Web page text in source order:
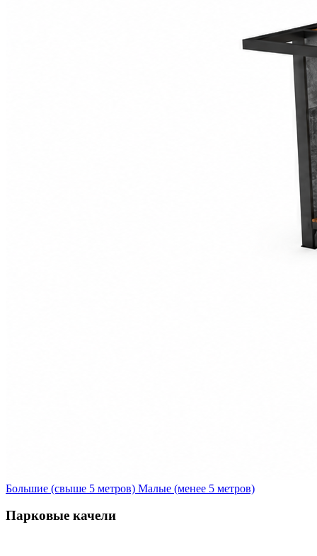
Большие (свыше 5 метров) Малые (менее 5 метров)
Парковые качели